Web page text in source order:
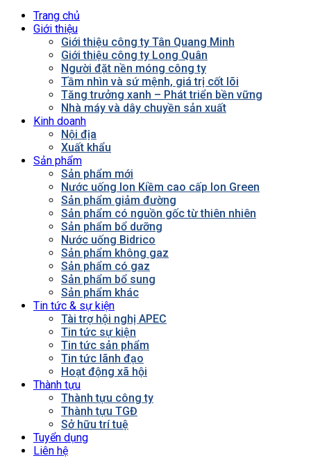
Trang chủ
Giới thiệu
Giới thiệu công ty Tân Quang Minh
Giới thiệu công ty Long Quân
Người đặt nền móng công ty
Tầm nhìn và sứ mệnh, giá trị cốt lõi
Tăng trưởng xanh – Phát triển bền vững
Nhà máy và dây chuyền sản xuất
Kinh doanh
Nội địa
Xuất khẩu
Sản phẩm
Sản phẩm mới
Nước uống Ion Kiềm cao cấp Ion Green
Sản phẩm giảm đường
Sản phẩm có nguồn gốc từ thiên nhiên
Sản phẩm bổ dưỡng
Nước uống Bidrico
Sản phẩm không gaz
Sản phẩm có gaz
Sản phẩm bổ sung
Sản phẩm khác
Tin tức & sự kiện
Tài trợ hội nghị APEC
Tin tức sự kiện
Tin tức sản phẩm
Tin tức lãnh đạo
Hoạt động xã hội
Thành tựu
Thành tựu công ty
Thành tựu TGĐ
Sở hữu trí tuệ
Tuyển dụng
Liên hệ